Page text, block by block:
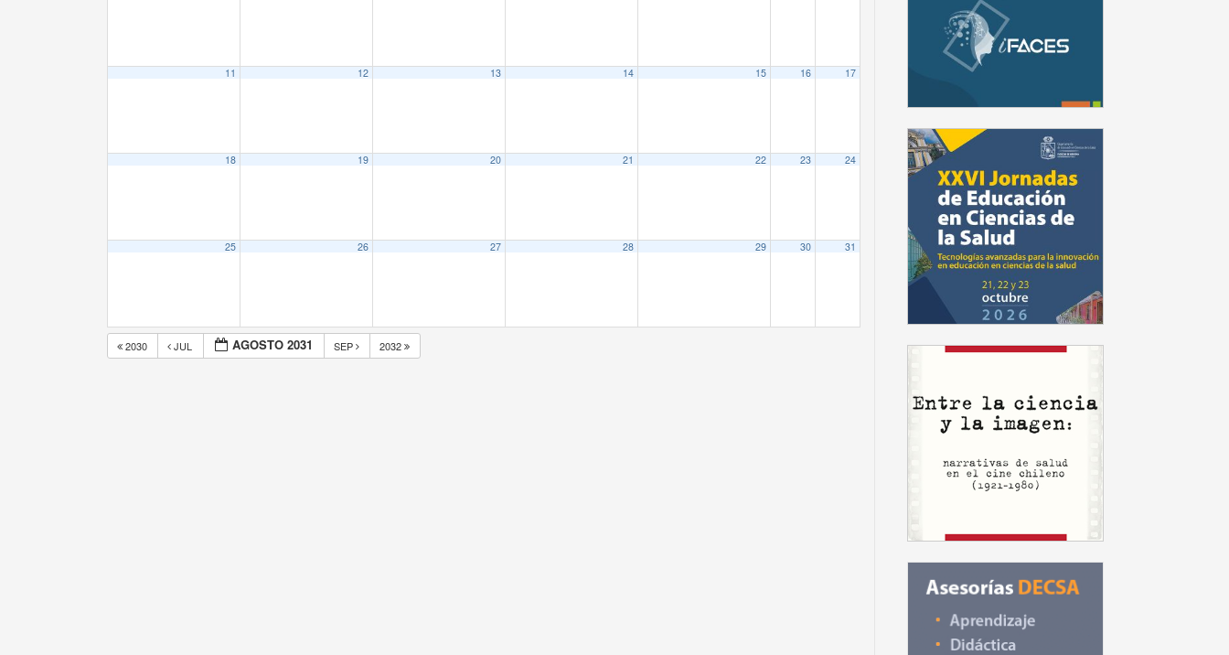
11 12 13 14 15 16 17
18 19 20 21 22 23 24
25 26 27 28 29 30 31
2030 JUL AGOSTO 2031 SEP 2032